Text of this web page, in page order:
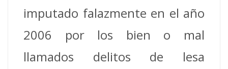
imputado falazmente en el año
2006 por los bien o mal
llamados delitos de lesa